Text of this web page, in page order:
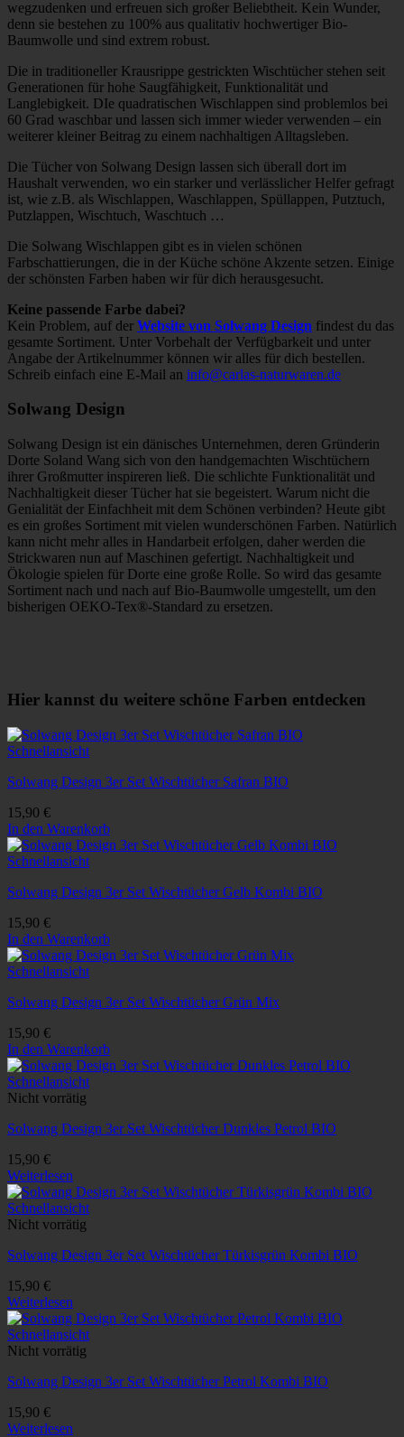
wegzudenken und erfreuen sich großer Beliebtheit. Kein Wunder,
denn sie bestehen zu 100% aus qualitativ hochwertiger Bio-
Baumwolle und sind extrem robust.
Die in traditioneller Krausrippe gestrickten Wischtücher stehen seit
Generationen für hohe Saugfähigkeit, Funktionalität und
Langlebigkeit. DIe quadratischen Wischlappen sind problemlos bei
60 Grad waschbar und lassen sich immer wieder verwenden – ein
weiterer kleiner Beitrag zu einem nachhaltigen Alltagsleben.
Die Tücher von Solwang Design lassen sich überall dort im
Haushalt verwenden, wo ein starker und verlässlicher Helfer gefragt
ist, wie z.B. als Wischlappen, Waschlappen, Spüllappen, Putztuch,
Putzlappen, Wischtuch, Waschtuch …
Die Solwang Wischlappen gibt es in vielen schönen
Farbschattierungen, die in der Küche schöne Akzente setzen. Einige
der schönsten Farben haben wir für dich herausgesucht.
Keine passende Farbe dabei?
Kein Problem, auf der Website von Solwang Design findest du das
gesamte Sortiment. Unter Vorbehalt der Verfügbarkeit und unter
Angabe der Artikelnummer können wir alles für dich bestellen.
Schreib einfach eine E-Mail an info@carlas-naturwaren.de
Solwang Design
Solwang Design ist ein dänisches Unternehmen, deren Gründerin
Dorte Soland Wang sich von den handgemachten Wischtüchern
ihrer Großmutter inspireren ließ. Die schlichte Funktionalität und
Nachhaltigkeit dieser Tücher hat sie begeistert. Warum nicht die
Genialität der Einfachheit mit dem Schönen verbinden? Heute gibt
es ein großes Sortiment mit vielen wunderschönen Farben. Natürlich
kann nicht mehr alles in Handarbeit erfolgen, daher werden die
Strickwaren nun auf Maschinen gefertigt. Nachhaltigkeit und
Ökologie spielen für Dorte eine große Rolle. So wird das gesamte
Sortiment nach und nach auf Bio-Baumwolle umgestellt, um den
bisherigen OEKO-Tex®-Standard zu ersetzen.
Hier kannst du weitere schöne Farben entdecken
Schnellansicht
Solwang Design 3er Set Wischtücher Safran BIO
15,90 €
In den Warenkorb
Schnellansicht
Solwang Design 3er Set Wischtücher Gelb Kombi BIO
15,90 €
In den Warenkorb
Schnellansicht
Solwang Design 3er Set Wischtücher Grün Mix
15,90 €
In den Warenkorb
Schnellansicht
Nicht vorrätig
Solwang Design 3er Set Wischtücher Dunkles Petrol BIO
15,90 €
Weiterlesen
Schnellansicht
Nicht vorrätig
Solwang Design 3er Set Wischtücher Türkisgrün Kombi BIO
15,90 €
Weiterlesen
Schnellansicht
Nicht vorrätig
Solwang Design 3er Set Wischtücher Petrol Kombi BIO
15,90 €
Weiterlesen